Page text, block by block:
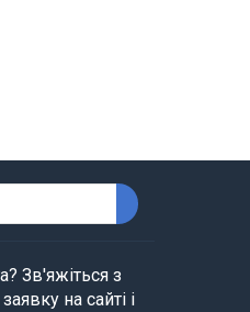
Зв'яжіться з
на сайті і